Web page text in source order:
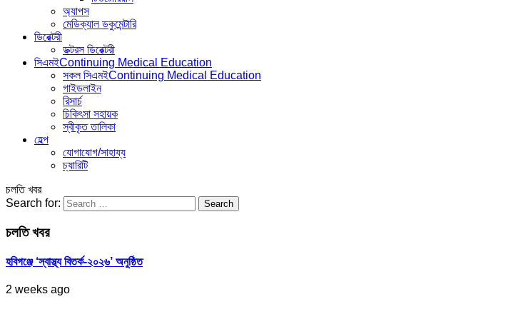
অ্যাপস
মেডিক্যাল ডকুমেন্টারি
ডিরেক্টরী
ডক্টরস ডিরেক্টরী
সিএমইContinuing Medical Education
সকল সিএমইContinuing Medical Education
গাইডলাইন
রিসার্চ
চিকিৎসা সহায়ক
স্বীকৃত তালিকা
হেল্প
যোগাযোগ/সাহায্য
চ্যারিটি
চলতি খবর
Search for:
চলতি খবর
হবিগঞ্জে ‘স্বাস্থ্য বিতর্ক-২০২৬’ অনুষ্ঠিত
2 weeks ago